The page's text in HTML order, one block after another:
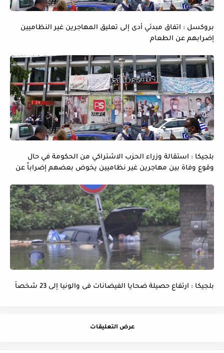
بروكسل : اتفاق مبدئي أدى إلى تعليق المهاجرين غير النظاميين
إضرابهم عن الطعام
بلجيكا : استقالة وزراء الحزب الاشتراكي من الحكومة في حال
وقوع وفاة بين مهاجرين غير نظاميين يخوض بعضهم إضراباً عن
بلجيكا : ارتفاع حصيلة ضحايا الفيضانات فى والونيا إلى 23 شخصاً
عرض التعليقات